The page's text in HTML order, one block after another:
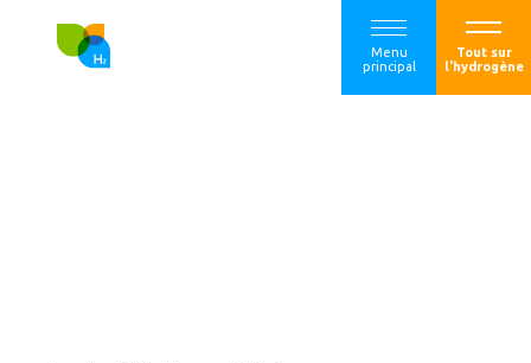
Menu
principal
Tout sur
l'hydrogène